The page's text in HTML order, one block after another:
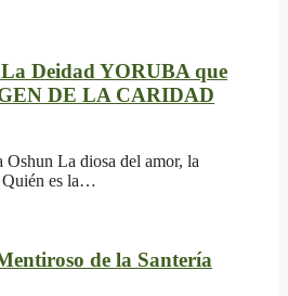
Deidad YORUBA que
DE LA CARIDAD
La diosa del amor, la
Quién es la…
de la Santería